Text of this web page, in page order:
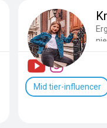
Mid tier-influencer